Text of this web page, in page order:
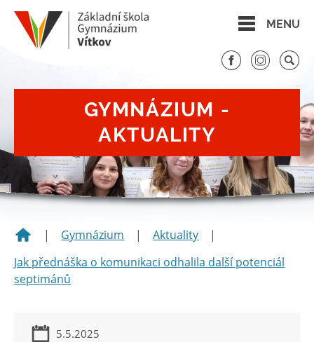
MENU
GYMNÁZIUM -
AKTUALITY
| Gymnázium | Aktuality
|
Jak přednáška o komunikaci odhalila další potenciál
septimánů
5.5.2025